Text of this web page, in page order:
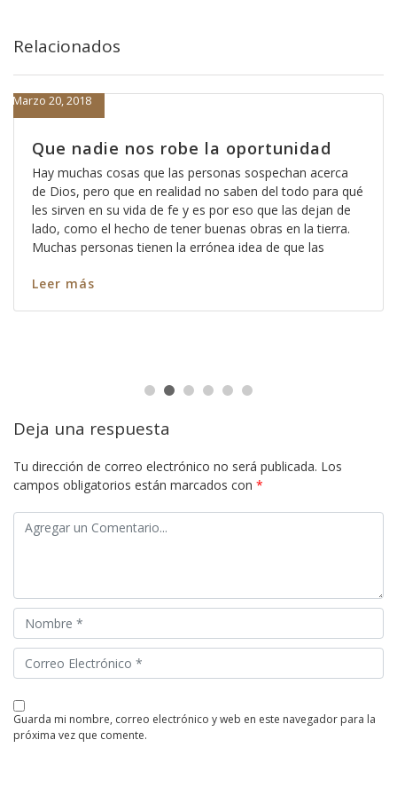
Relacionados
Que nadie nos robe la oportunidad
Marzo 20, 2018
Hay muchas cosas que las personas sospechan acerca
de Dios, pero que en realidad no saben del todo para qué
les sirven en su vida de fe y es por eso que las dejan de
lado, como el hecho de tener buenas obras en la tierra.
Muchas personas tienen la errónea idea de que las
Leer más
Deja una respuesta
Tu dirección de correo electrónico no será publicada. Los
campos obligatorios están marcados con *
guarda mi nombre, correo electrónico y web en este navegador para la
próxima vez que comente.